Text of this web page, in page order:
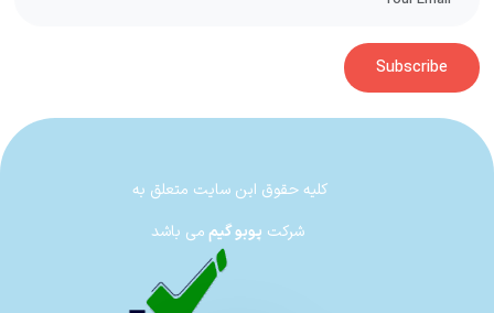
Subscribe
کلیه حقوق این سایت متعلق به
شرکت پوبو گیممی باشد